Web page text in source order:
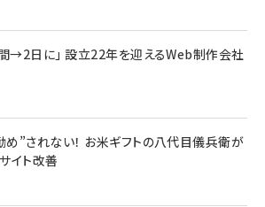
→2日に」 設立22年を迎えるWeb制作会社
”されない！ お米ギフトの八代目儀兵衛が
イト改善